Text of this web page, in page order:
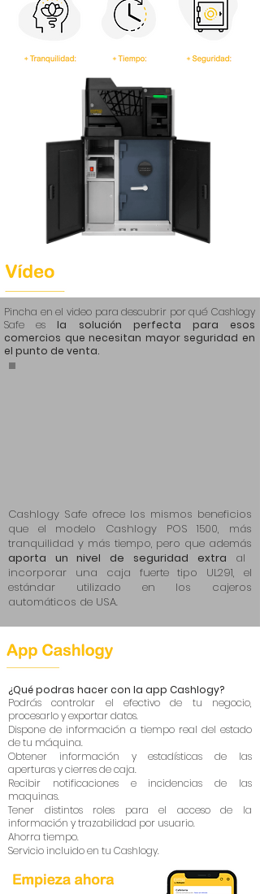
Pincha en el video para descubrir por qué Cashlogy
Safe es la solución perfecta para esos
comercios que necesitan mayor seguridad en
el punto de venta.
Cashlogy Safe ofrece los mismos beneficios
que el modelo Cashlogy POS 1500, más
tranquilidad y más tiempo, pero que además
aporta un nivel de seguridad extra al
incorporar una caja fuerte tipo UL291, el
estándar utilizado en los cajeros
automáticos de USA.
¿Qué podras hacer con la app Cashlogy?
Podrás controlar el efectivo de tu negocio,
procesarlo y exportar datos.
Dispone de información a tiempo real del estado
de tu máquina.
Obtener información y estadísticas de las
aperturas y cierres de caja.
Recibir notificaciones e incidencias de las
maquinas.
Tener distintos roles para el acceso de la
información y trazabilidad por usuario.
Ahorra tiempo.
Servicio incluido en tu Cashlogy.